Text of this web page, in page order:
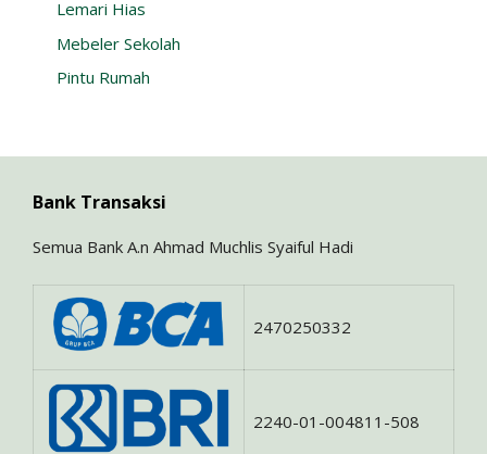
Lemari Hias
Mebeler Sekolah
Pintu Rumah
Bank Transaksi
Semua Bank A.n Ahmad Muchlis Syaiful Hadi
2470250332
2240-01-004811-508